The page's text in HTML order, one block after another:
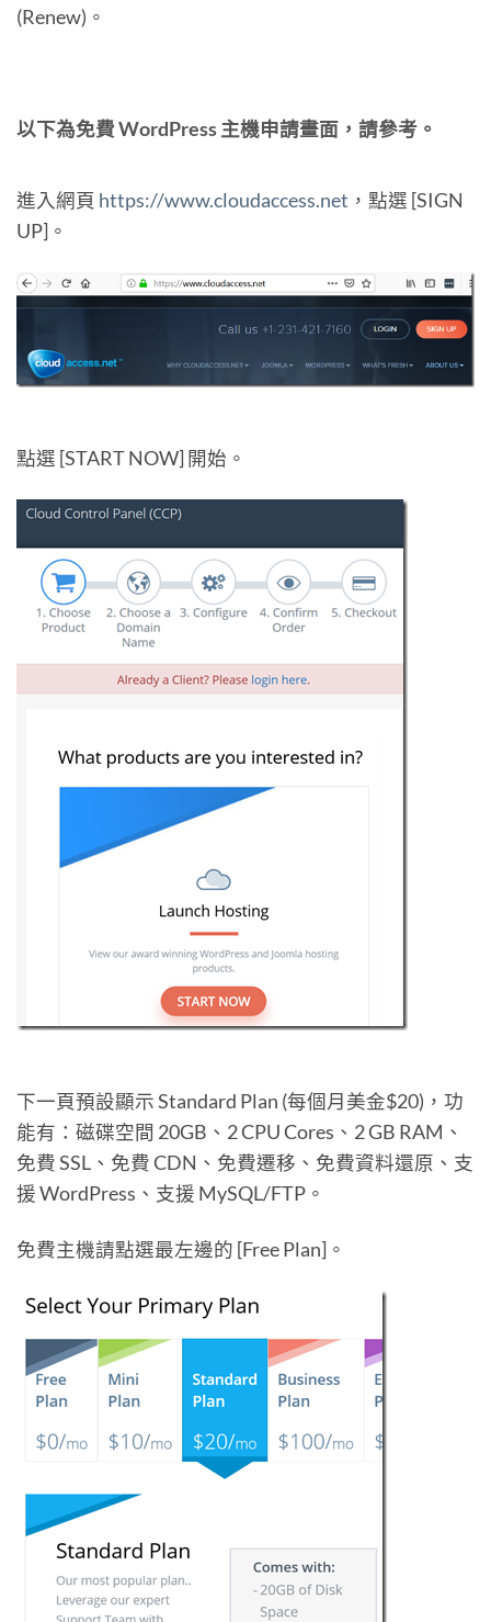
(Renew)。
以下為免費 WordPress 主機申請畫面，請參考。
進入網頁 https://www.cloudaccess.net ，點選 [SIGN
UP]。
點選 [START NOW] 開始。
下一頁預設顯示 Standard Plan (每個月美金$20)，功
能有：磁碟空間 20GB、2 CPU Cores、2 GB RAM、
免費 SSL、免費 CDN、免費遷移、免費資料還原、支
援 WordPress、支援 MySQL/FTP。
免費主機請點選最左邊的 [Free Plan]。